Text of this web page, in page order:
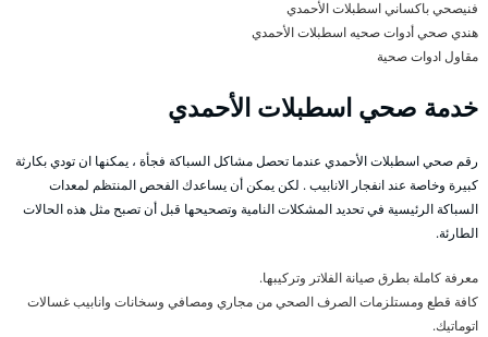
فنيصحي باكساني اسطبلات الأحمدي
هندي صحي أدوات صحيه اسطبلات الأحمدي
مقاول ادوات صحية
خدمة صحي اسطبلات الأحمدي
رقم صحي اسطبلات الأحمدي عندما تحصل مشاكل السباكة فجأة ، يمكنها ان تودي بكارثة
كبيرة وخاصة عند انفجار الانابيب . لكن يمكن أن يساعدك الفحص المنتظم لمعدات
السباكة الرئيسية في تحديد المشكلات النامية وتصحيحها قبل أن تصبح مثل هذه الحالات
الطارئة.
معرفة كاملة بطرق صيانة الفلاتر وتركيبها.
كافة قطع ومستلزمات الصرف الصحي من مجاري ومصافي وسخانات وانابيب غسالات
اتوماتيك.